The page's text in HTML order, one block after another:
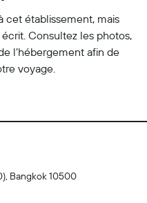
cet établissement, mais
écrit. Consultez les photos,
l’hébergement afin de
voyage.
Bangkok 10500